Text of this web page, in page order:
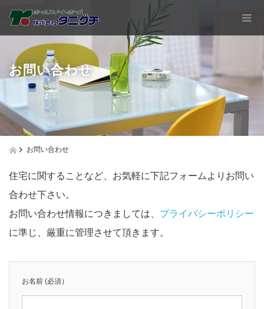
お問い合わせ
お問い合わせ
住宅に関することなど、お気軽に下記フォームよりお問い
合わせ下さい。
お問い合わせ情報につきましては、 プライバシーポリシー
に準じ、厳重に管理させて頂きます。
お名前 (必須）